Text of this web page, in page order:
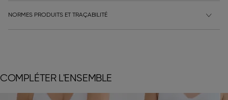
NORMES PRODUITS ET TRAÇABILITÉ
COMPLÉTER L'ENSEMBLE